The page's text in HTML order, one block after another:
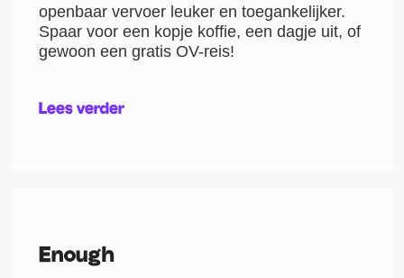
openbaar vervoer leuker en toegankelijker.
Spaar voor een kopje koffie, een dagje uit, of
gewoon een gratis OV-reis!
Lees verder
Enough